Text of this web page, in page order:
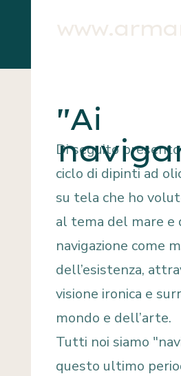
"Ai
Di seguito
ciclo di dipinti ad
su tela che ho
al tema del mare e
navigazione come
dell’esistenza,
visione ironica e
mondo e dell’arte.
Tutti noi siamo
questo ultimo